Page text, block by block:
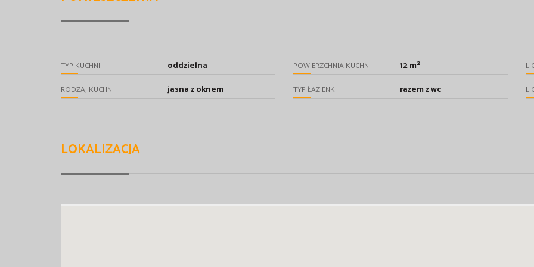
TYP KUCHNI oddzielna
RODZAJ KUCHNI jasna z oknem
POWIERZCHNIA KUCHNI 12 m2
TYP ŁAZIENKI razem z wc
LOKALIZACJA